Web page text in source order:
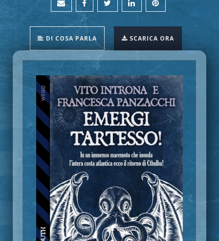
DI COSA PARLA SCARICA ORA